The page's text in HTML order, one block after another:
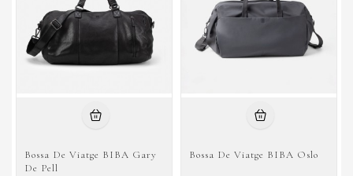
Bossa De Viatge BIBA Gary
De Pell
Bossa De Viatge BIBA Oslo